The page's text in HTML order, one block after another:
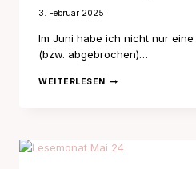
3. Februar 2025
Im Juni habe ich nicht nur
(bzw. abgebrochen)…
WEITERLESENLESEMONAT